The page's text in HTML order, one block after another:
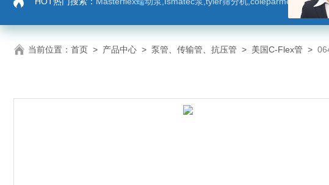
当前位置： 首页 > 产品中心 > 泵管、传输管、抗压管 > 美国C-Flex管 >